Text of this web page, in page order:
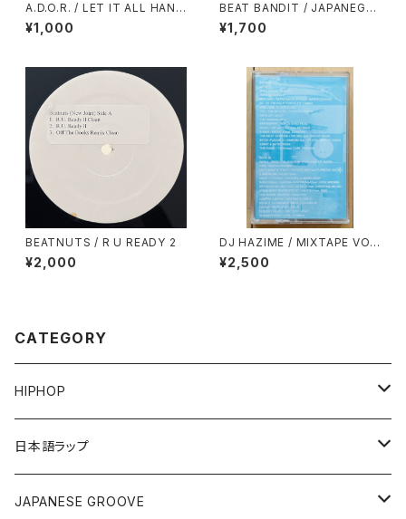
A.D.O.R. / LET IT ALL HANG
OUT(RAE & CHRISTIAN RE
MIX)
¥1,000
BEAT BANDIT / JAPANEGG
AE MIX 3(CLASSIC CUTS)
¥1,700
BEATNUTS / R U READY 2
¥2,000
DJ HAZIME / MIXTAPE VO
L.7
¥2,500
CATEGORY
HIPHOP
12"/7"
80'S OLD SCHOOL
LP
日本語ラップ
12"/7"
JAPANESE GROOVE